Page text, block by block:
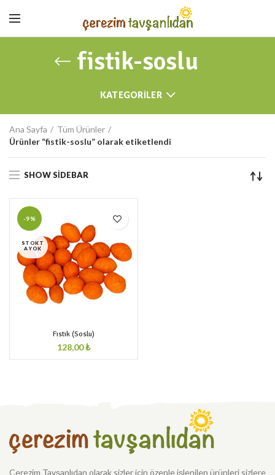
fistik-soslu
KATEGORILER
Ana Sayfa
Tüm Ürünler
Ürünler “fistik-soslu” olarak etiketlendi
SHOW SIDEBAR
-9%
STOKT
A YOK
Fıstık (Soslu)
₺
Çerezim Tavşanlıdan olarak sizler için özenle işlenilen ürünleri sizlere